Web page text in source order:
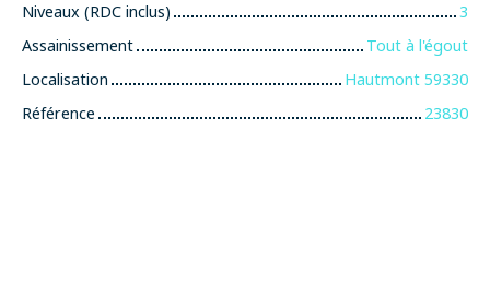
Niveaux (RDC inclus)
3
Assainissement
Tout à l'égout
Localisation
Hautmont 59330
Référence
23830